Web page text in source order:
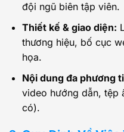
đội ngũ biên tập viên.
Thiết kế & giao diện:
thương hiệu, bố cục
họa.
Nội dung đa phương
video hướng dẫn, tệp
có).